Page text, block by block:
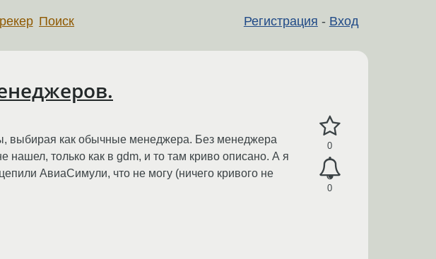
Регистрация - Вход
Поиск
0
0
выбирая как обычные менеджера. Без менеджера
нашел, только как в gdm, и то там криво описано. А я
АвиаСимули, что не могу (ничего кривого не